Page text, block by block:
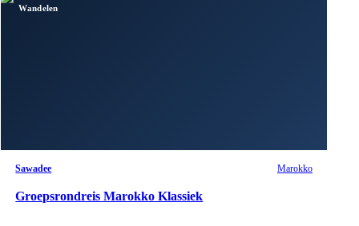
Wandelen
Sawadee Marokko
Groepsrondreis Marokko Klassiek